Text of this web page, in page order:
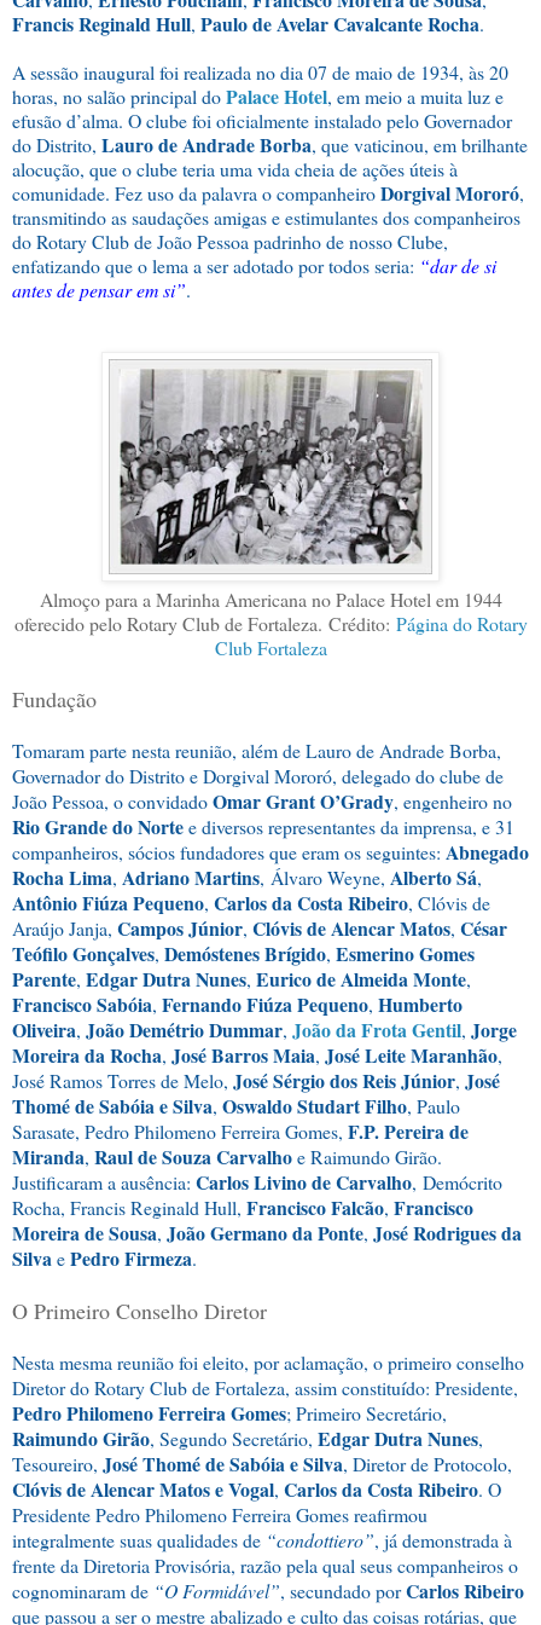
Francis Reginald Hull, Paulo de Avelar Cavalcante Rocha.
A sessão inaugural foi realizada no dia 07 de maio de 1934, às 20
horas, no salão principal doPalace Hotel, em meio a muita luz e
efusão d’alma. O clube foi oficialmente instalado pelo Governador
do Distrito, Lauro de Andrade Borba, que vaticinou, em brilhante
alocução, que o clube teria uma vida cheia de ações úteis à
comunidade. Fez uso da palavra o companheiroDorgival Mororó,
transmitindo as saudações amigas e estimulantes dos companheiros
do Rotary Club de João Pessoa padrinho de nosso Clube,
enfatizando que o lema a ser adotado por todos seria: “dar de si
antes de pensar em si”.
Almoço para a Marinha Americana no Palace Hotel em 1944
oferecido pelo Rotary Club de Fortaleza. Crédito: Página do Rotary
Club Fortaleza
Fundação
Tomaram parte nesta reunião, além de Lauro de Andrade Borba,
Governador do Distrito e Dorgival Mororó, delegado do clube de
João Pessoa, o convidadoOmar Grant O’Grady, engenheiro no
Rio Grande do Nortee diversos representantes da imprensa, e 31
companheiros, sócios fundadores que eram os seguintes: Abnegado
Rocha Lima, Adriano Martins, Álvaro Weyne, Alberto Sá,
Antônio Fiúza Pequeno, Carlos da Costa Ribeiro, Clóvis de
Araújo Janja, Campos Júnior, Clóvis de Alencar Matos, César
Teófilo Gonçalves, Demóstenes Brígido, Esmerino Gomes
Parente, Edgar Dutra Nunes, Eurico de Almeida Monte,
Francisco Sabóia, Fernando Fiúza Pequeno, Humberto
Oliveira, João Demétrio Dummar, João da Frota Gentil, Jorge
Moreira da Rocha, José Barros Maia, José Leite Maranhão,
José Ramos Torres de Melo, José Sérgio dos Reis Júnior, José
Thomé de Sabóia e Silva, Oswaldo Studart Filho, Paulo
Sarasate, Pedro Philomeno Ferreira Gomes, F.P. Pereira de
Miranda, Raul de Souza CarvalhoeRaimundo Girão.
Justificaram a ausência: Carlos Livino de Carvalho, Demócrito
Rocha, Francis Reginald Hull, Francisco Falcão, Francisco
Moreira de Sousa, João Germano da Ponte, José Rodrigues da
Silva ePedro Firmeza.
O Primeiro Conselho Diretor
Nesta mesma reunião foi eleito, por aclamação, o primeiro conselho
Diretor do Rotary Club de Fortaleza, assim constituído: Presidente,
Pedro Philomeno Ferreira Gomes; Primeiro Secretário,
Raimundo Girão, Segundo Secretário, Edgar Dutra Nunes,
Tesoureiro, José Thomé de Sabóia e Silva, Diretor de Protocolo,
Clóvis de Alencar Matos e Vogal, Carlos da Costa Ribeiro. O
PresidentePedro Philomeno Ferreira Gomesreafirmou
integralmente suas qualidades de “condottiero”, já demonstrada à
frente da Diretoria Provisória, razão pela qual seus companheiros o
cognominaram de “O Formidável”, secundado porCarlos Ribeiro
que passou a ser o mestre abalizado e culto das coisas rotárias, que